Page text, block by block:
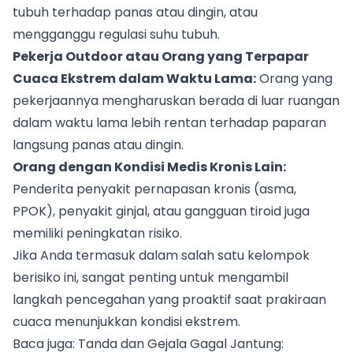
tubuh terhadap panas atau dingin, atau
mengganggu regulasi suhu tubuh.
Pekerja Outdoor atau Orang yang Terpapar
Cuaca Ekstrem dalam Waktu Lama:Orang yang
pekerjaannya mengharuskan berada di luar ruangan
dalam waktu lama lebih rentan terhadap paparan
langsung panas atau dingin.
Orang dengan Kondisi Medis Kronis Lain:
Penderita penyakit pernapasan kronis (asma,
PPOK), penyakit ginjal, atau gangguan tiroid juga
memiliki peningkatan risiko.
Jika Anda termasuk dalam salah satu kelompok
berisiko ini, sangat penting untuk mengambil
langkah pencegahan yang proaktif saat prakiraan
cuaca menunjukkan kondisi ekstrem.
Baca juga: Tanda dan Gejala Gagal Jantung: